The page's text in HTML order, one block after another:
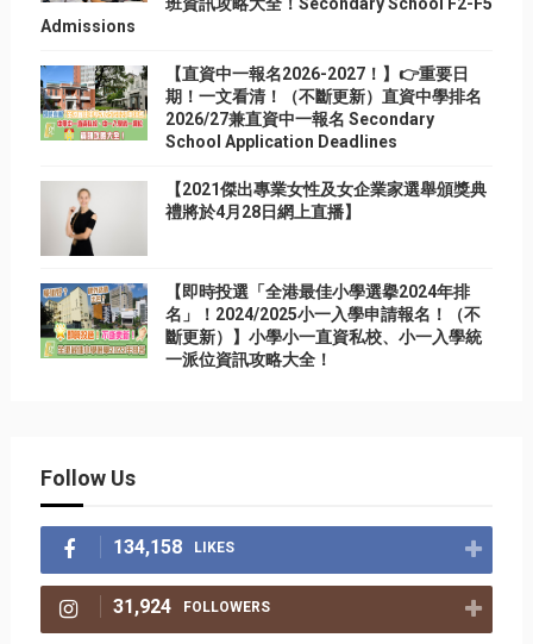
Admissions
【直資中一報名2026-2027！】👉重要日
期！一文看清！（不斷更新）直資中學排名
2026/27兼直資中一報名 Secondary
School Application Deadlines
【2021傑出專業女性及女企業家選舉頒獎典
禮將於4月28日網上直播】
【即時投選「全港最佳小學選擧2024年排
名」！2024/2025小一入學申請報名！（不
斷更新）】小學小一直資私校、小一入學統
一派位資訊攻略大全！
Follow Us
134,158 LIKES
31,924 FOLLOWERS